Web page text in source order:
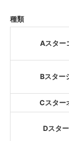
種類
Aスター
Bスター
Cスター
Dスタ